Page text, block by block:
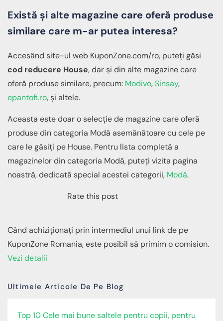
Există și alte magazine care oferă produse
similare care m-ar putea interesa?
Accesând site-ul web KuponZone.com/ro, puteți găsi
cod reducere House, dar și din alte magazine care
oferă produse similare, precum: Modivo,Sinsay,
epantofi.ro, și altele.
Aceasta este doar o selecție de magazine care oferă
produse din categoria Modă asemănătoare cu cele pe
care le găsiți pe House. Pentru lista completă a
magazinelor din categoria Modă, puteți vizita pagina
noastră, dedicată special acestei categorii, Modă.
Rate this post
Când achiziționați prin intermediul unui link de pe
KuponZone Romania, este posibil să primim o comision.
Vezi detalii
Ultimele Articole De Pe Blog
Top 10 Cele mai bune saltele pentru copii, pentru